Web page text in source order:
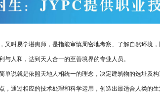
又叫易学堪舆师，是指能审慎周密地考察、了解自然环境
与人和，达到天人合一的至善境界的专业人员。
单说就是依照天地人相统一的理念，决定建筑物的选址及
，通过相应的技术处理和科学运用，创造出最适合人类的